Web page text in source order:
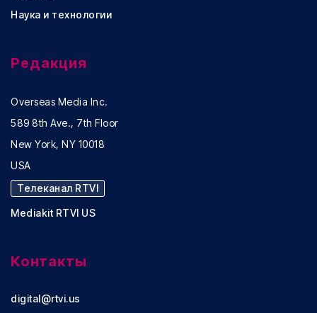
Наука и технологии
Редакция
Overseas Media Inc.
589 8th Ave., 7th Floor
New York, NY 10018
USA
Телеканал RTVI
Mediakit RTVI US
Контакты
digital@rtvi.us